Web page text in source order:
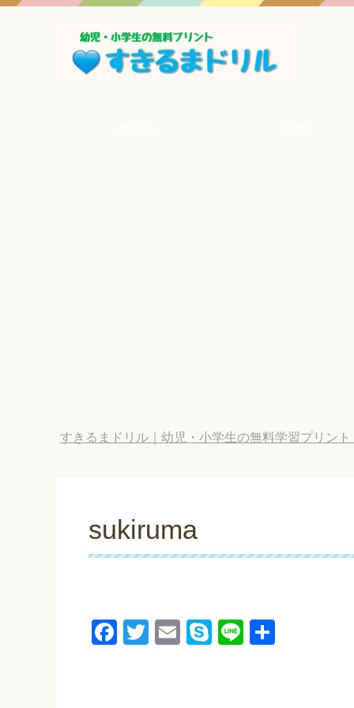
すきるまドリル｜幼児・小学生の無料学習プリント
sukiruma
F
T
E
S
Li